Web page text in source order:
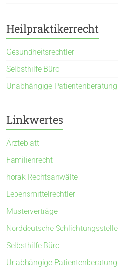
Heilpraktikerrecht
Gesundheitsrechtler
Selbsthilfe Büro
Unabhängige Patientenberatung
Linkwertes
Ärzteblatt
Familienrecht
horak Rechtsanwälte
Lebensmittelrechtler
Musterverträge
Norddeutsche Schlichtungsstelle
Selbsthilfe Büro
Unabhängige Patientenberatung